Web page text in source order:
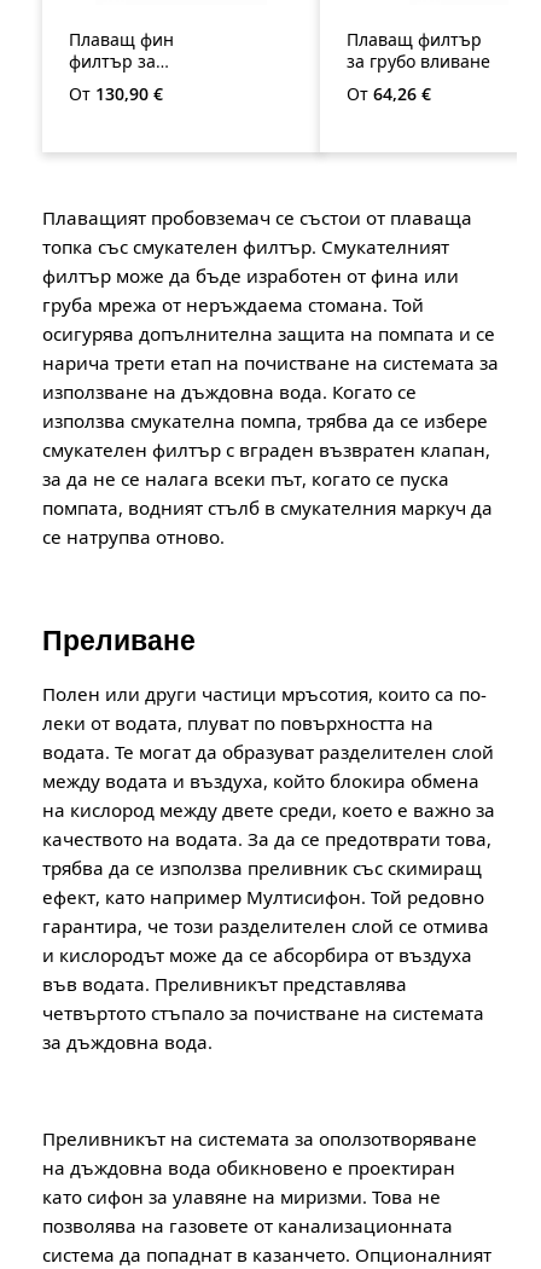
Плаващ фин
филтър за
всмукване
Редовна цена:
От 130,90 €
Плаващ филтър
за грубо вливане
Редовна цена:
От 64,26 €
Плаващият пробовземач се състои от плаваща
топка със смукателен филтър. Смукателният
филтър може да бъде изработен от фина или
груба мрежа от неръждаема стомана. Той
осигурява допълнителна защита на помпата и се
нарича трети етап на почистване на системата за
използване на дъждовна вода. Когато се
използва смукателна помпа, трябва да се избере
смукателен филтър с вграден възвратен клапан,
за да не се налага всеки път, когато се пуска
помпата, водният стълб в смукателния маркуч да
се натрупва отново.
Преливане
Полен или други частици мръсотия, които са по-
леки от водата, плуват по повърхността на
водата. Те могат да образуват разделителен слой
между водата и въздуха, който блокира обмена
на кислород между двете среди, което е важно за
качеството на водата. За да се предотврати това,
трябва да се използва преливник със скимиращ
ефект, като например Мултисифон. Той редовно
гарантира, че този разделителен слой се отмива
и кислородът може да се абсорбира от въздуха
във водата. Преливникът представлява
четвъртото стъпало за почистване на системата
за дъждовна вода.
Преливникът на системата за оползотворяване
на дъждовна вода обикновено е проектиран
като сифон за улавяне на миризми. Това не
позволява на газовете от канализационната
система да попаднат в казанчето. Опционалният